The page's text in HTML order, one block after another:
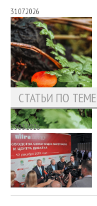
31.07.2026
СТАТЬИ ПО ТЕМЕ
23.03.2026